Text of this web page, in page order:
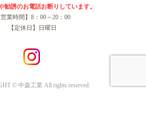
勧誘のお電話お断りしています。
営業時間】8：00～20：00
【定休日】日曜日
© 中森工業 All rights reserved.